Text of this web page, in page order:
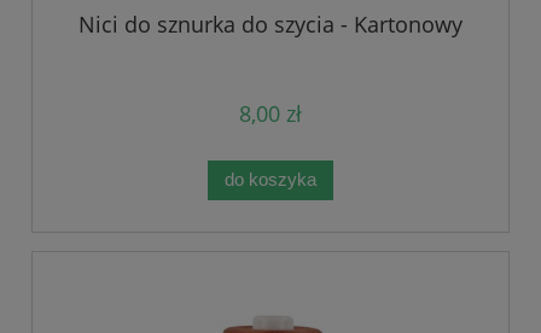
Nici do sznurka do szycia - Kartonowy
8,00 zł
do koszyka